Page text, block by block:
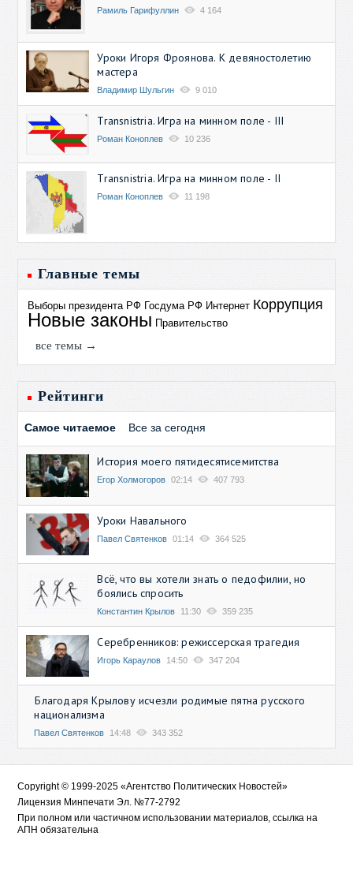
Рамиль Гарифуллин 4 164
Уроки Игоря Фроянова. К девяностолетию
мастера
Владимир Шульгин 9 010
Transnistria. Игра на минном поле - III
Роман Коноплев 10 236
Transnistria. Игра на минном поле - II
Роман Коноплев 11 198
Главные темы
Выборы президента РФ Госдума РФ Интернет Коррупция
Новые законы Правительство
все темы →
Рейтинги
Самое читаемое Все за сегодня
История моего пятидесятисемитства
Егор Холмогоров 02:14 407 793
Уроки Навального
Павел Святенков 01:14 364 525
Всё, что вы хотели знать о педофилии, но
боялись спросить
Константин Крылов 11:30 359 235
Серебренников: режиссерская трагедия
Игорь Караулов 14:50 347 204
Благодаря Крылову исчезли родимые пятна русского
национализма
Павел Святенков 14:48 343 352
Copyright © 1999-2025 «Агентство Политических Новостей»
Лицензия Минпечати Эл. №77-2792
При полном или частичном использовании материалов, ссылка на
АПН обязательна